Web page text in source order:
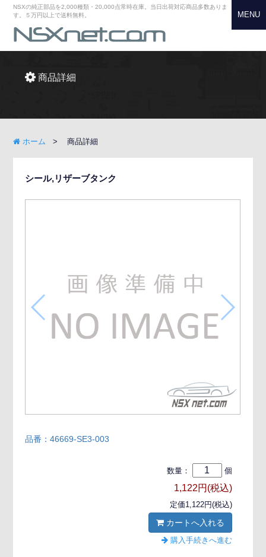
NSXの純正部品を2,000種類・20,000点常時在庫。当日出荷対応商品多数ありま
す。５万円以上で送料無料。
MENU
商品詳細
ホーム 商品詳細
シール,リザーブタンク
品番：46669-SE3-003
数量： 個
1,122円(税込)
定価1,122円(税込)
カートへ入れる
購入手続きへ進む